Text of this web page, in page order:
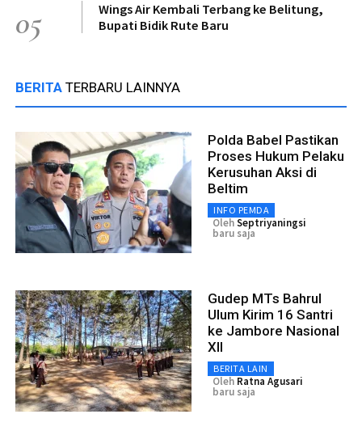
05
Wings Air Kembali Terbang ke Belitung,
Bupati Bidik Rute Baru
BERITA TERBARU LAINNYA
Polda Babel Pastikan
Proses Hukum Pelaku
Kerusuhan Aksi di
Beltim
INFO PEMDA
OlehSeptriyaningsi
baru saja
Gudep MTs Bahrul
Ulum Kirim 16 Santri
ke Jambore Nasional
XII
BERITA LAIN
Oleh Ratna Agusari
baru saja